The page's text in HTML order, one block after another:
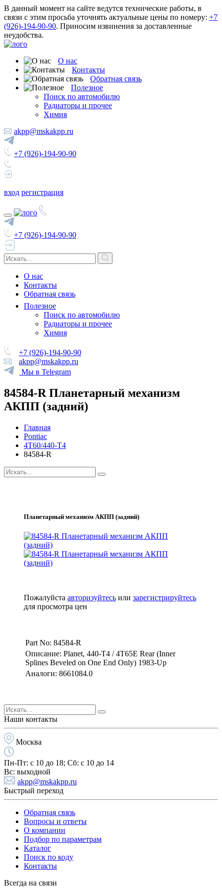
В данный момент на сайте ведутся технические работы, в
связи с этим просьба уточнять актуальные цены по номеру: +7
(926)-194-90-90. Приносим извинения за доставленные
неудобства.
О нас
Контакты
Обратная связь
Полезное
Поиск по автомобилю
Радиаторы и прочее
Химия
akpp@mskakpp.ru
+7 (926)-194-90-90
вход регистрация
+7 (926)-194-90-90
О нас
Контакты
Обратная связь
Полезное
Поиск по автомобилю
Радиаторы и прочее
Химия
+7 (926)-194-90-90
akpp@mskakpp.ru
Мы в Telegram
84584-R Планетарный механизм
АКПП (задний)
Главная
Pontiac
4T60/440-T4
84584-R
Планетарный механизм АКПП (задний)
Пожалуйста авторизуйтесь или зарегистрируйтесь
для просмотра цен
Part No: 84584-R
Описание: Planet, 440-T4 / 4T65E Rear (Inner
Splines Beveled on One End Only) 1983-Up
Аналоги: 8661084.0
Наши контакты
Москва
Пн-Пт: с 10 до 18; Cб: с 10 до 14
Вс: выходной
akpp@mskakpp.ru
Быстрый переход
Обратная связь
Вопросы и ответы
О компании
Подбор по параметрам
Каталог
Поиск по коду
Контакты
Всегда на связи